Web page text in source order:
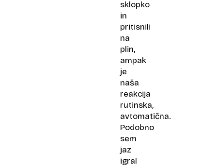
sklopko
in
pritisnili
na
plin,
ampak
je
naša
reakcija
rutinska,
avtomatična.
Podobno
sem
jaz
igral